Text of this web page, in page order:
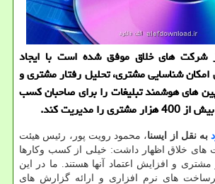
شرکت های خلاق موفق شده است با ایجاد
امکان شناسایی مشتری، تحلیل رفتار مشتری و
های هوشمند تبلیغات را برای صاحبان کسب
مدیریت کند.
به نقل از ایسنا، محمود رویت پور، رئیس هیئت
های خلاق اظهار داشت: خیلی از کسب وکارها
و افزایش اعتماد آنها هستند. ما در این
های نرم افزاری و ارائه گزارش های